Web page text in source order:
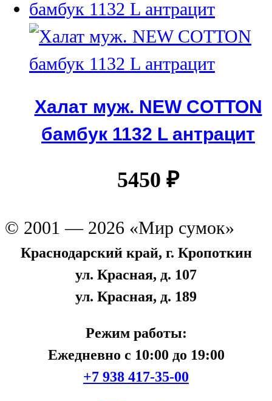
Халат муж. NEW COTTON
бамбук 1132 L антрацит
5450 ₽
© 2001 — 2026 «Мир сумок»
Краснодарский край, г. Кропоткин
ул. Красная, д. 107
ул. Красная, д. 189
Режим работы:
Ежедневно с 10:00 до 19:00
+7 938 417-35-00